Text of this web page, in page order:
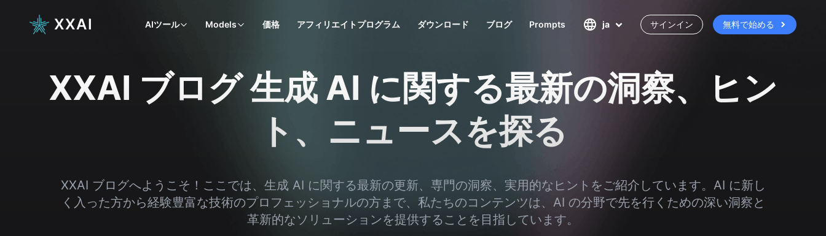
XXAI AIツール Models 価格 アフィリエイトプログラム ダウンロード ブログ Prompts ja サインイン 無料で始める
XXAI ブログ 生成 AI に関する最新の洞察、ヒン
ト、ニュースを探る
XXAI ブログへようこそ！ここでは、生成 AI に関する最新の更新、専門の洞察、実用的なヒントをご紹介しています。AI に新し
く入った方から経験豊富な技術のプロフェッショナルの方まで、私たちのコンテンツは、AI の分野で先を行くための深い洞察と
革新的なソリューションを提供することを目指しています。